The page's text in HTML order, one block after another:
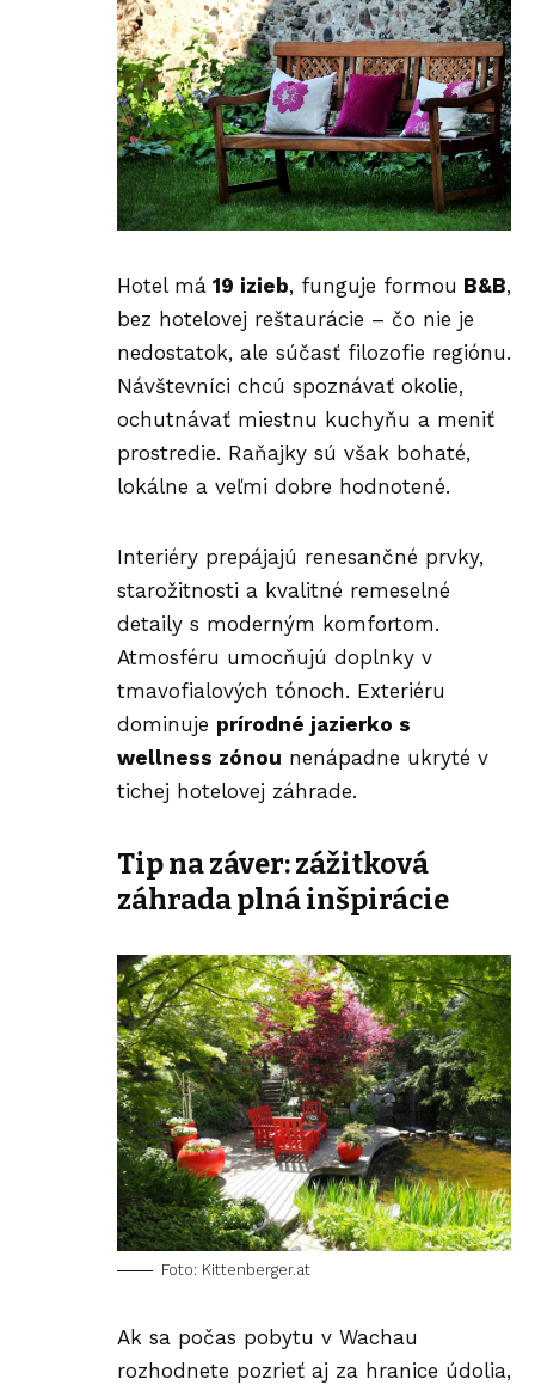
Hotel má 19 izieb, funguje formou B&B,
bez hotelovej reštaurácie – čo nie je
nedostatok, ale súčasť filozofie regiónu.
Návštevníci chcú spoznávať okolie,
ochutnávať miestnu kuchyňu a meniť
prostredie. Raňajky sú však bohaté,
lokálne a veľmi dobre hodnotené.
Interiéry prepájajú renesančné prvky,
starožitnosti a kvalitné remeselné
detaily s moderným komfortom.
Atmosféru umocňujú doplnky v
tmavofialových tónoch. Exteriéru
dominuje prírodné jazierko s
wellness zónou nenápadne ukryté v
tichej hotelovej záhrade.
Tip na záver: zážitková
záhrada plná inšpirácie
Foto: Kittenberger.at
Ak sa počas pobytu v Wachau
rozhodnete pozrieť aj za hranice údolia,